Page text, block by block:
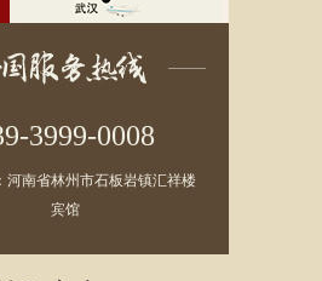
3999-0008
河南省林州市石板岩镇汇祥楼
宾馆